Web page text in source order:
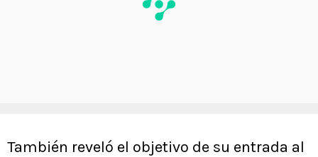
También reveló el objetivo de su entrada al